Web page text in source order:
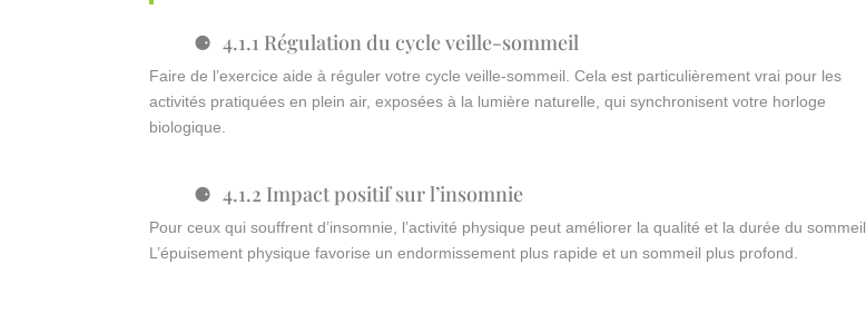
4.1.1 Régulation du cycle veille-sommeil
Faire de l’exercice aide à réguler votre cycle veille-sommeil. Cela est particulièrement vrai pour les
activités pratiquées en plein air, exposées à la lumière naturelle, qui synchronisent votre horloge
biologique.
4.1.2 Impact positif sur l’insomnie
Pour ceux qui souffrent d’insomnie, l’activité physique peut améliorer la qualité et la durée du sommeil.
L’épuisement physique favorise un endormissement plus rapide et un sommeil plus profond.